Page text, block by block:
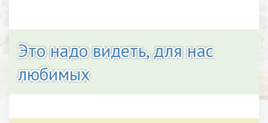
Это надо видеть, для нас
любимых